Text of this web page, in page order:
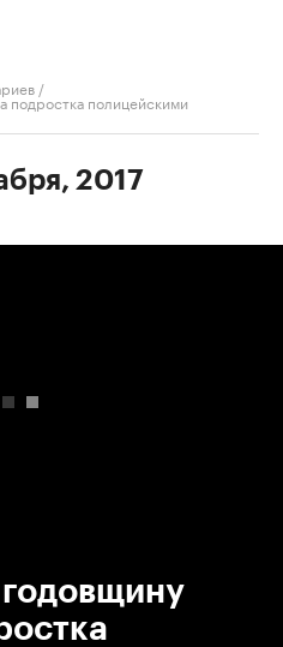
/
подростка полицейскими
2017
годовщину